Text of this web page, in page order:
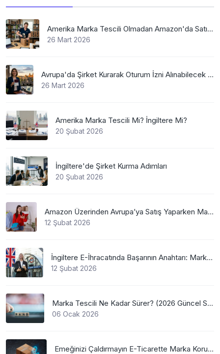
Amerika Marka Tescili Olmadan Amazon'da Satış Mümkün Mü
26 Mart 2026
Avrupa'da Şirket Kurarak Oturum İzni Alınabilecek En Mantıklı Ülkeler Nelerdir?
26 Mart 2026
Amerika Marka Tescili Mi? İngiltere Mi?
20 Şubat 2026
İngiltere'de Şirket Kurma Adımları
20 Şubat 2026
Amazon Üzerinden Avrupa’ya Satış Yaparken Marka Tescilinin Önemi
12 Şubat 2026
İngiltere E-İhracatında Başarının Anahtarı: Marka Tescili
12 Şubat 2026
Marka Tescili Ne Kadar Sürer? (2026 Güncel Süreler)
06 Ocak 2026
Emeğinizi Çaldırmayın E-Ticarette Marka Koruma